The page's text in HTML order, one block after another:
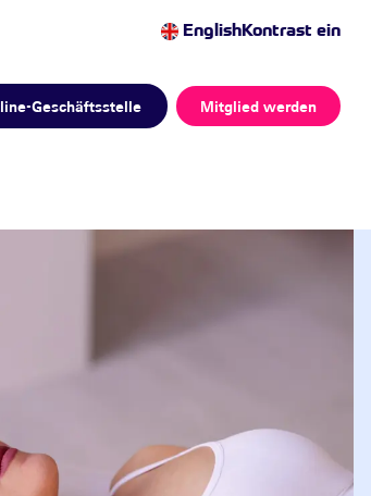
EnglishKontrast ein
Geschäftsstelle Mitglied werden